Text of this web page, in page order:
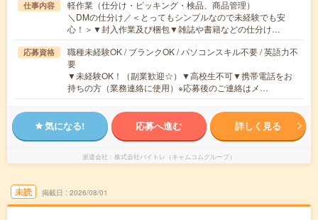
仕事内容
軽作業（仕分け・ピッキング・検品、商品管理）
＼DMの仕分け／＜とってもシンプルなので未経験でも安
心！＞▼封入作業及び梱包▼雑誌や書籍などの仕分け…
応募資格
職種未経験OK / ブランクOK / パソコンスキル不要 / 英語力不
要
▼未経験OK！（副業歓迎☆）▼高校生不可▼携帯電話をお
持ちの方（業務連絡に使用）※応募後のご連絡はメ…
気になる! 応募へ進む 詳しく見る
派遣会社 株式会社バイトレ（キャムコムグループ）
未読 掲載日 2026/08/01